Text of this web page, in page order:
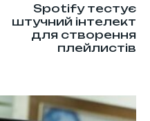
Spotify тестує
штучний інтелект
для створення
плейлистів